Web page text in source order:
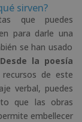
sirven?
que puedes
para darle una
se han usado
Desde la poesía
de este
verbal, puedes
que las obras
embellecer